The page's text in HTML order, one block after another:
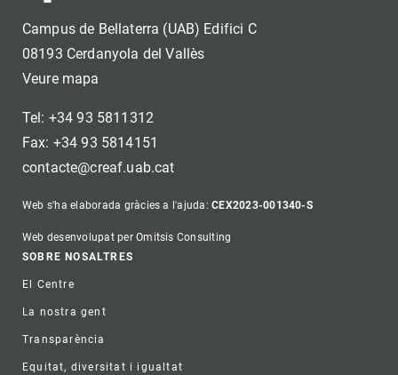
Campus de Bellaterra (UAB) Edifici C
08193 Cerdanyola del Vallès
Veure mapa
Tel: +34 93 5811312
Fax: +34 93 5814151
contacte@creaf.uab.cat
Web s'ha elaborada gràcies a l'ajuda:CEX2023-001340-S
Web desenvolupat per Omitsis Consulting
Footer
SOBRE NOSALTRES
El Centre
La nostra gent
Transparència
Equitat, diversitat i igualtat